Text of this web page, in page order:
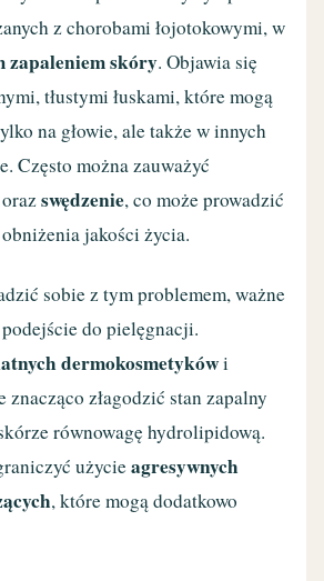
z chorobami łojotokowymi, w
zapaleniem skóry. Objawia się
tłustymi łuskami, które mogą
na głowie, ale także w innych
Często można zauważyć
orazswędzenie, co może prowadzić
jakości życia.
sobie z tym problemem, ważne
do pielęgnacji.
dermokosmetykówi
znacząco złagodzić stan zapalny
równowagę hydrolipidową.
użycieagresywnych
, które mogą dodatkowo